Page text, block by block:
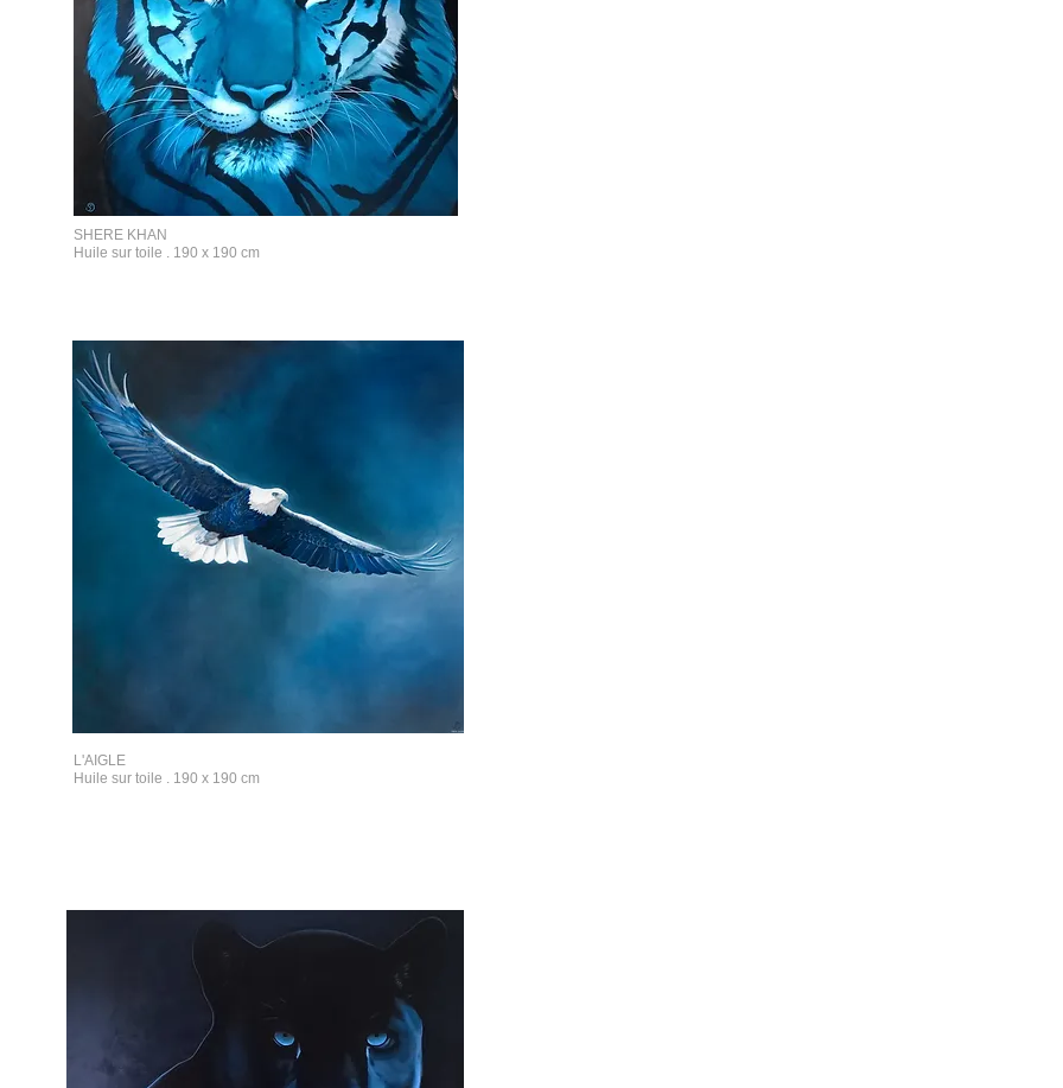
SHERE KHAN
Huile sur toile . 190 x 190 cm
L'AIGLE
Huile sur toile . 190 x 190 cm